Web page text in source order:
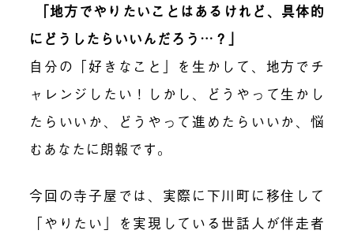
「地方でやりたいことはあるけれど、具体的
にどうしたらいいんだろう…？」
自分の「好きなこと」を生かして、地方でチ
ャレンジしたい！しかし、どうやって生かし
たらいいか、どうやって進めたらいいか、悩
むあなたに朗報です。
今回の寺子屋では、実際に下川町に移住して
「やりたい」を実現している世話人が伴走者